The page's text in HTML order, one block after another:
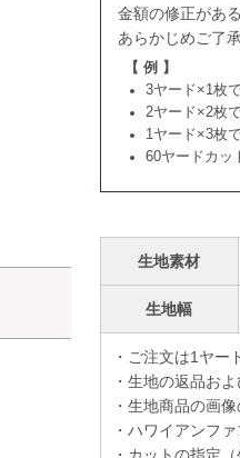
金額の修正があ
あらかじめご了
【 例 】
3ヤード×1枚
2ヤード×2枚
1ヤード×3枚
60ヤードカッ
生地素材
生地幅
・ご注文は1ヤー
・生地の返品お
・生地商品の画
・ハワイアンフ